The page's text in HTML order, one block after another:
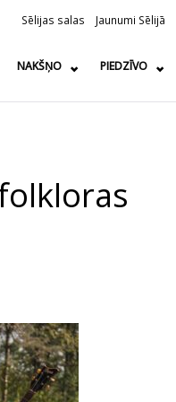
Sēlijas salas Jaunumi Sēlijā
NAKŠŅO PIEDZĪVO